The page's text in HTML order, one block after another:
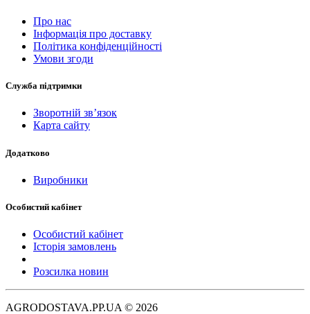
Про нас
Інформація про доставку
Політика конфіденційності
Умови згоди
Служба підтримки
Зворотній зв’язок
Карта сайту
Додатково
Виробники
Особистий кабінет
Особистий кабінет
Історія замовлень
Розсилка новин
AGRODOSTAVA.PP.UA © 2026